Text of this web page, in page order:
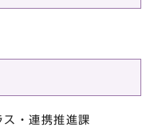
・連携推進課